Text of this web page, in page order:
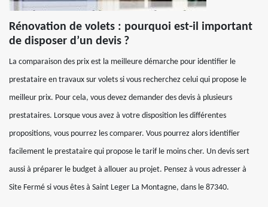
Rénovation de volets : pourquoi est-il important
de disposer d’un devis ?
La comparaison des prix est la meilleure démarche pour identifier le
prestataire en travaux sur volets si vous recherchez celui qui propose le
meilleur prix. Pour cela, vous devez demander des devis à plusieurs
prestataires. Lorsque vous avez à votre disposition les différentes
propositions, vous pourrez les comparer. Vous pourrez alors identifier
facilement le prestataire qui propose le tarif le moins cher. Un devis sert
aussi à préparer le budget à allouer au projet. Pensez à vous adresser à
Site Fermé si vous êtes à Saint Leger La Montagne, dans le 87340.